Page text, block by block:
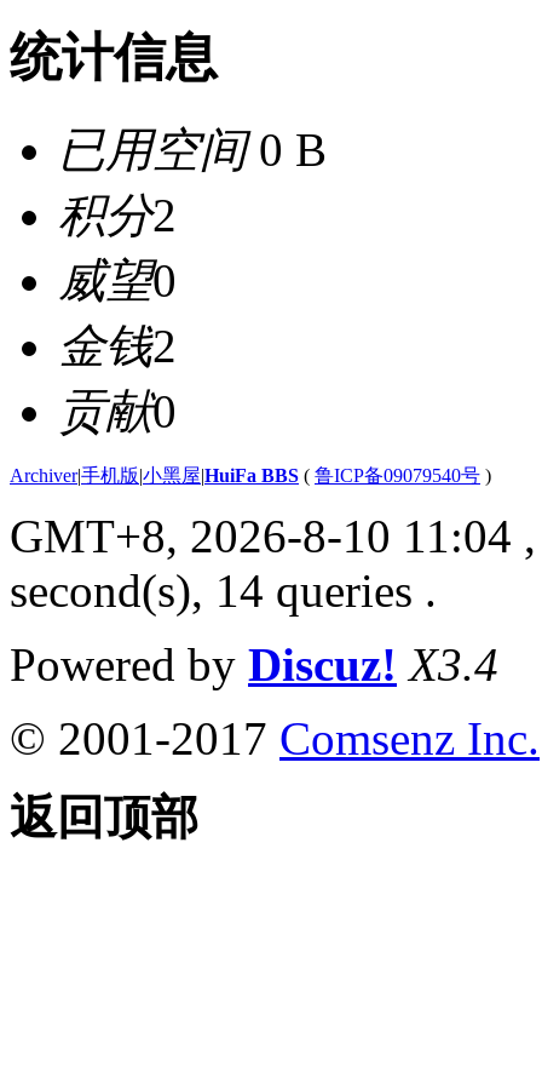
统计信息
已用空间0 B
积分2
威望0
金钱2
贡献0
Archiver|手机版|小黑屋|HuiFa BBS ( 鲁ICP备09079540号 )
GMT+8, 2026-8-10 11:04
second(s), 14 queries .
Powered by Discuz! X3.4
© 2001-2017 Comsenz Inc.
返回顶部